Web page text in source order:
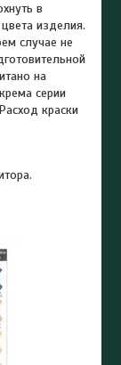
в
изделия.
случае не
на
серии
краски